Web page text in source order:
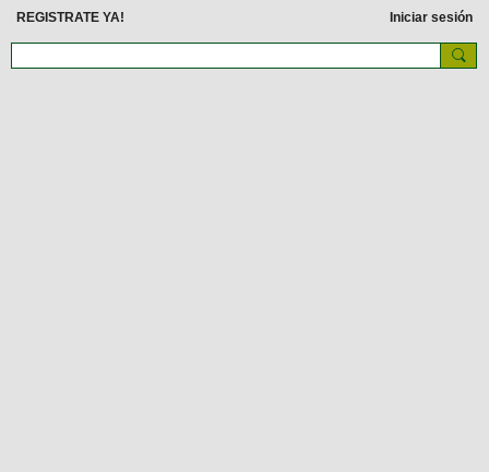
REGISTRATE YA! Iniciar sesión